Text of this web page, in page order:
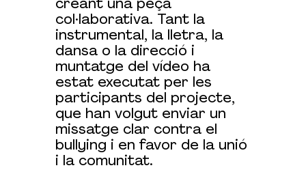
creant una peça
col·laborativa. Tant la
instrumental, la lletra, la
dansa o la direcció i
muntatge del vídeo ha
estat executat per les
participants del projecte,
que han volgut enviar un
missatge clar contra el
bullying i en favor de la unió
i la comunitat.